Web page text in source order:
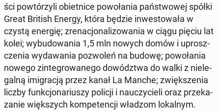
ści po­wtó­rzy­li obiet­ni­ce po­wo­ła­nia pań­stwo­wej spółki
Great British Energy, która będzie in­we­sto­wa­ła w
czystą energię; zre­na­cjo­na­li­zo­wa­nia w ciągu pięciu lat
kolei; wy­bu­do­wa­nia 1,5 mln nowych domów i uprosz­
cze­nia wy­da­wa­nia po­zwo­leń na budowę; po­wo­ła­nia
nowego zin­te­gro­wa­ne­go do­wódz­twa do walki z nie­le­
gal­ną imi­gra­cją przez kanał La Manche; zwięk­sze­nia
liczby funk­cjo­na­riu­szy policji i na­uczy­cie­li oraz prze­ka­
za­nie więk­szych kom­pe­ten­cji władzom lo­kal­nym.